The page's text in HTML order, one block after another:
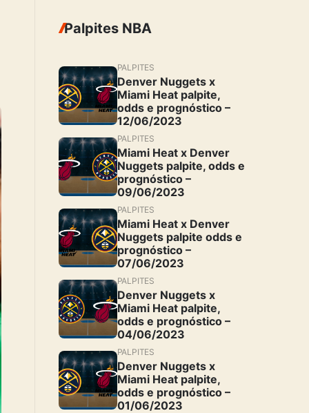
Palpites NBA
PALPITES
Denver Nuggets x
Miami Heat palpite,
odds e prognóstico –
12/06/2023
PALPITES
Miami Heat x Denver
Nuggets palpite, odds e
prognóstico –
09/06/2023
PALPITES
Miami Heat x Denver
Nuggets palpite odds e
prognóstico –
07/06/2023
PALPITES
Denver Nuggets x
Miami Heat palpite,
odds e prognóstico –
04/06/2023
PALPITES
Denver Nuggets x
Miami Heat palpite,
odds e prognóstico –
01/06/2023